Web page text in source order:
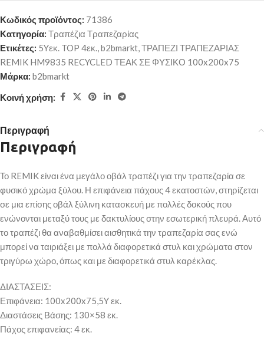
Κωδικός προϊόντος: 71386
Κατηγορία: Τραπέζια Τραπεζαρίας
Ετικέτες: 5Yεκ. TOP 4εκ.,b2bmarkt,ΤΡΑΠΕΖΙ ΤΡΑΠΕΖΑΡΙΑΣ
REMIK HM9835 RECYCLED ΤΕΑΚ ΣΕ ΦΥΣΙΚΟ 100x200x75
Μάρκα: b2bmarkt
Κοινή χρήση:
Περιγραφή
Περιγραφή
Το REMIK είναι ένα μεγάλο οβάλ τραπέζι για την τραπεζαρία σε
φυσικό χρώμα ξύλου. Η επιφάνεια πάχους 4 εκατοστών, στηρίζεται
σε μια επίσης οβάλ ξύλινη κατασκευή με πολλές δοκούς που
ενώνονται μεταξύ τους με δακτυλίους στην εσωτερική πλευρά. Αυτό
το τραπέζι θα αναβαθμίσει αισθητικά την τραπεζαρία σας ενώ
μπορεί να ταιριάξει με πολλά διαφορετικά στυλ και χρώματα στον
τριγύρω χώρο, όπως και με διαφορετικά στυλ καρέκλας.
ΔΙΑΣΤΑΣΕΙΣ:
Επιφάνεια: 100x200x75,5Y εκ.
Διαστάσεις Βάσης: 130×58 εκ.
Πάχος επιφανείας: 4 εκ.